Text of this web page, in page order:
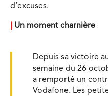
d’excuses.
Un moment charnière
Depuis sa victoire
semaine du 26
a remporté un
Vodafone. Les